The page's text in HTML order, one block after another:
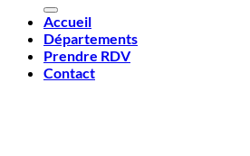
Accueil
Départements
Prendre RDV
Contact